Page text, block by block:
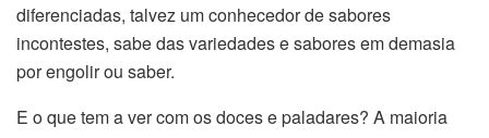
diferenciadas, talvez um conhecedor de sabores
incontestes, sabe das variedades e sabores em demasia
por engolir ou saber.
E o que tem a ver com os doces e paladares? A maioria